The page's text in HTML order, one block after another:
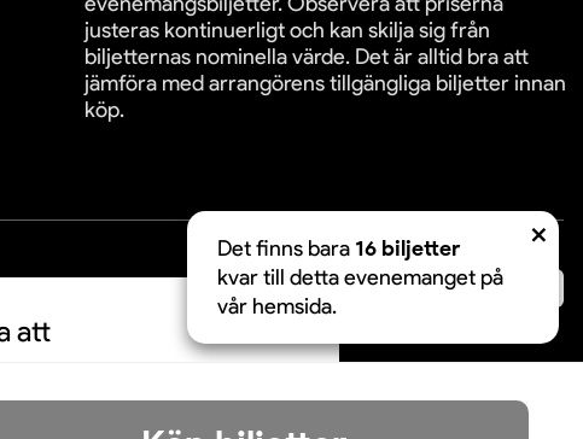
Det finns bara 16 biljetter
kvar till detta evenemanget på
vår hemsida.
justeras kontinuerligt och kan skilja sig från
biljetternas nominella värde. Det är alltid bra att
jämföra med arrangörens tillgängliga biljetter innan
köp.
att
Acceptera